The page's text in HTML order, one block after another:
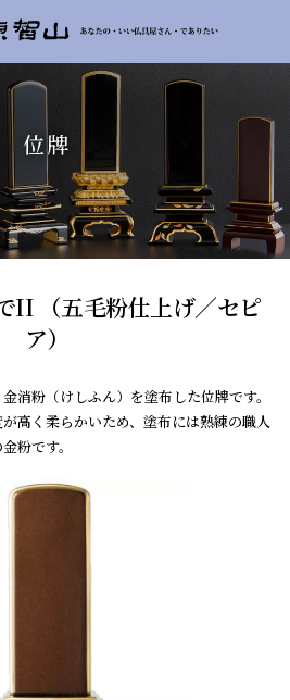
位牌
II （五毛粉仕上げ／セピ
ア）
消粉（けしふん）を塗布した位牌です。
高く柔らかいため、塗布には熟練の職人
粉です。